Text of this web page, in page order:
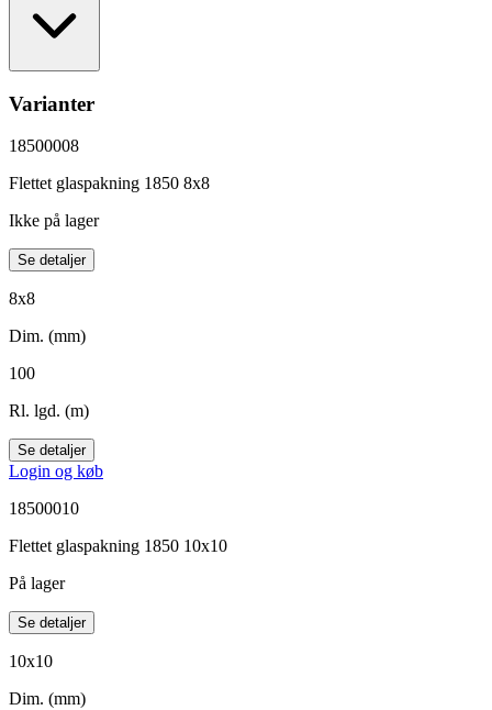
Varianter
18500008
Flettet glaspakning 1850 8x8
Ikke på lager
Se detaljer
8x8
Dim. (mm)
100
Rl. lgd. (m)
Se detaljer
Login og køb
18500010
Flettet glaspakning 1850 10x10
På lager
Se detaljer
10x10
Dim. (mm)